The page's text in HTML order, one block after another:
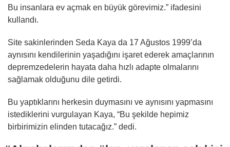
Bu insanlara ev açmak en büyük görevimiz.” ifadesini
kullandı.
Site sakinlerinden Seda Kaya da 17 Ağustos 1999’da
aynısını kendilerinin yaşadığını işaret ederek amaçlarının
depremzedelerin hayata daha hızlı adapte olmalarını
sağlamak olduğunu dile getirdi.
Bu yaptıklarını herkesin duymasını ve aynısını yapmasını
istediklerini vurgulayan Kaya, “Bu şekilde hepimiz
birbirimizin elinden tutacağız.” dedi.